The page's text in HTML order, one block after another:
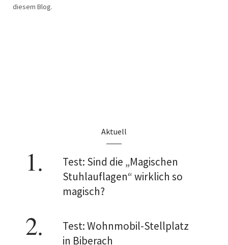
diesem Blog.
Aktuell
Test: Sind die „Magischen
Stuhlauflagen“ wirklich so
magisch?
Test: Wohnmobil-Stellplatz
in Biberach